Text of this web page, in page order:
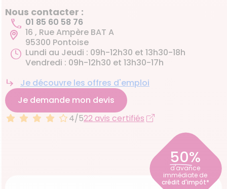
Nous contacter :
01 85 60 58 76
16 , Rue Ampère BAT A
95300 Pontoise
Lundi au Jeudi : 09h-12h30 et 13h30-18h
Vendredi : 09h-12h30 et 13h30-17h
Je découvre les offres d'emploi
Je demande mon devis
4/522 avis certifiés
50%
d'avance
immédiate de
crédit d'impôt*